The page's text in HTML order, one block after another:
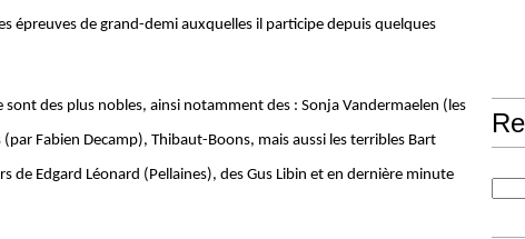
épreuves de grand-demi auxquelles il participe depuis quelques
sont des plus nobles, ainsi notamment des : Sonja Vandermaelen (les
Fabien Decamp), Thibaut-Boons, mais aussi les terribles Bart
de Edgard Léonard (Pellaines), des Gus Libin et en dernière minute